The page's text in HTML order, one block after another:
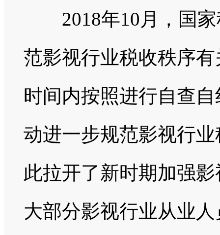
2018年10月，国家
范影视行业税收秩序
时间内按照进行自查
动进一步规范影视行
此拉开了新时期加强
大部分影视行业从业